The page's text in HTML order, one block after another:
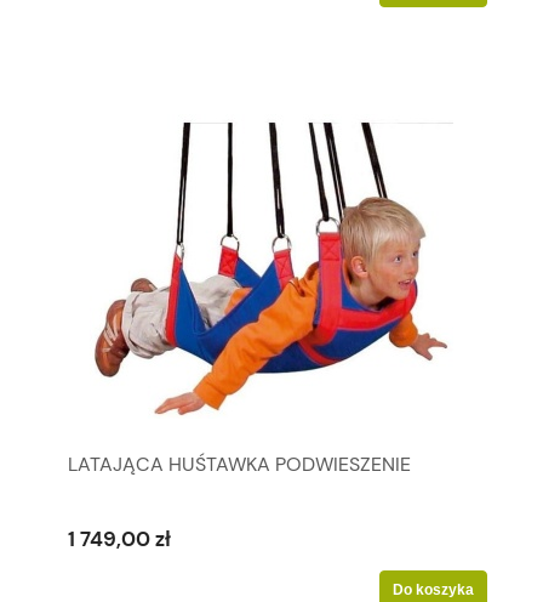
LATAJĄCA HUŚTAWKA PODWIESZENIE
1 749,00 zł
Do koszyka